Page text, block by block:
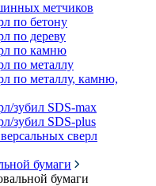
метчиков
по бетону
по дереву
по камню
по металлу
по металлу, камню,
зубил SDS-max
зубил SDS-plus
сверл
бумаги
бумаги